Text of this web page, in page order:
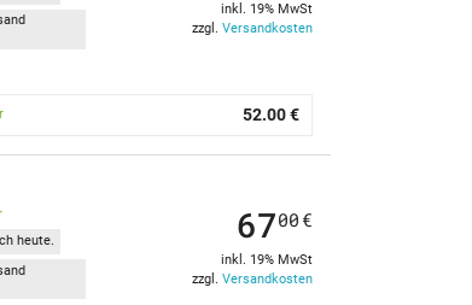
inkl. 19% MwSt
zzgl. Versandkosten
52.00 €
heute.
6700 €
inkl. 19% MwSt
zzgl. Versandkosten